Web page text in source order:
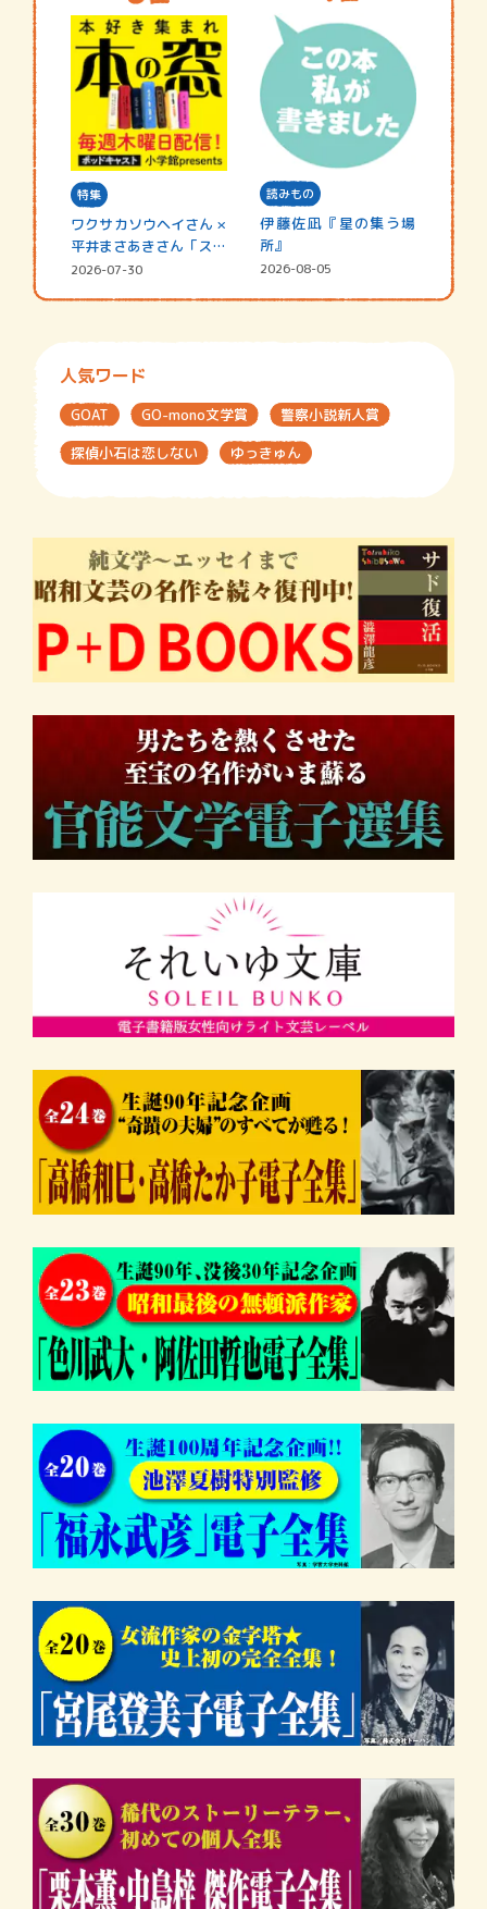
特集
ワクサカソウヘイさん ×
平井まさあきさん「スペ
シャ…
2026-07-30
読みもの
伊藤佐凪『星の集う場
所』
2026-08-05
人気ワード
GOAT GO-mono文学賞
警察小説新人賞
探偵小石は恋しない
ゆっきゅん